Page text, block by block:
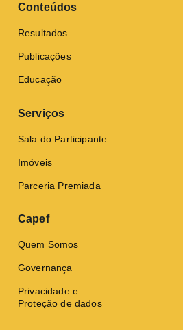
Conteúdos
Resultados
Publicações
Educação
Serviços
Sala do Participante
Imóveis
Parceria Premiada
Capef
Quem Somos
Governança
Privacidade e
Proteção de dados